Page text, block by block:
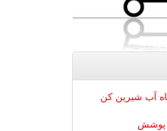
آب شیرین کن
پوشش